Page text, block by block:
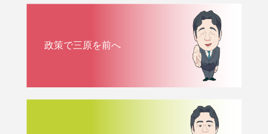
政策で三原を前へ